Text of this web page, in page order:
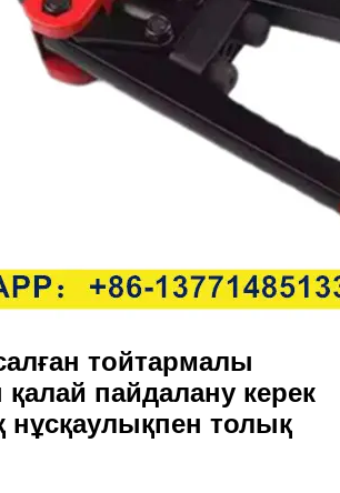
тойтармалы
пайдалану керек
нұсқаулықпен толық